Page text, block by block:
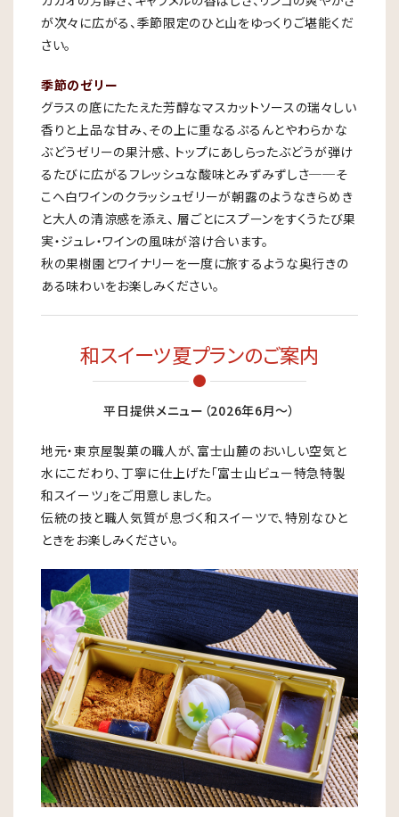
が次々に広がる、季節限定のひと山をゆっくりご堪能くだ
さい。
季節のゼリー
グラスの底にたたえた芳醇なマスカットソースの瑞々しい
香りと上品な甘み、その上に重なるぷるんとやわらかな
ぶどうゼリーの果汁感、 トップにあしらったぶどうが弾け
るたびに広がるフレッシュな酸味とみずみずしさ──そ
こへ白ワインのクラッシュゼリーが朝露のようなきらめき
と大人の清涼感を添え、 層ごとにスプーンをすくうたび果
実・ジュレ・ワインの風味が溶け合います。
秋の果樹園とワイナリーを一度に旅するような奥行きの
ある味わいをお楽しみください。
和スイーツ夏プランのご案内
平日提供メニュー（2026年6月〜）
地元・東京屋製菓の職人が、富士山麓のおいしい空気と
水にこだわり、丁寧に仕上げた「富士山ビュー特急特製
和スイーツ」をご用意しました。
伝統の技と職人気質が息づく和スイーツで、特別なひと
ときをお楽しみください。